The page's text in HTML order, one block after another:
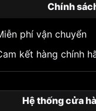
Chính
phí vận chuyển
kết hàng chính
Hệ thống cửa